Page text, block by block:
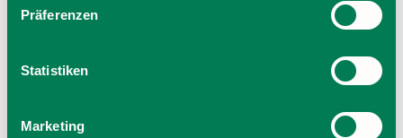
Präferenzen
Statistiken
Marketing